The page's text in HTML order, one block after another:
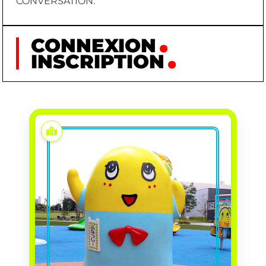
CONNEXION
INSCRIPTION
FUNASSYI
FUNASSYI (FUNASHI)
UN CITOYEN ANONYME
DE FUNABASHI (CRÉÉE
DE MANIÈRE
INDÉPENDANTE)
NAISSANCE
0138/07/04 (SELON SA
PROPRE MYTHOLOGIE :
NÉE LE 4 JUILLET DE
L'AN 138)
PREMIÈRE
APPARITION
TWITTER (CRÉATION
DU COMPTE OFFICIEL
POUR INTERAGIR AVEC